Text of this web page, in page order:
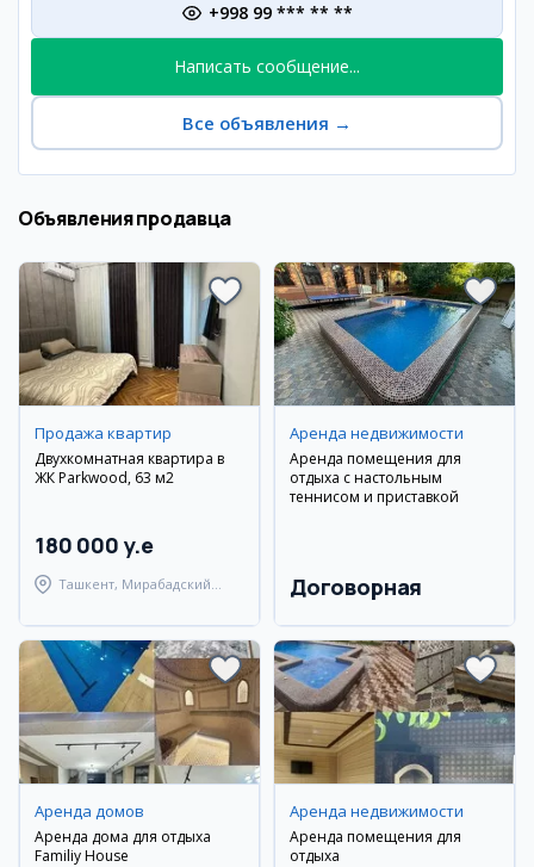
+998 99 *** ** **
Написать сообщение...
Все объявления →
Объявления продавца
Продажа квартир
Двухкомнатная квартира в
ЖК Parkwood, 63 м2
180 000 y.e
Ташкент, Мирабадский
Аренда недвижимости
Аренда помещения для
отдыха с настольным
теннисом и приставкой
Договорная
Аренда домов
Аренда дома для отдыха
Familiy House
Аренда недвижимости
Аренда помещения для
отдыха